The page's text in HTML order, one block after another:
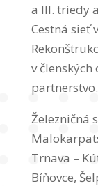
a III. triedy
Cestná sieť
v
partnerstvo.
Železničná
Trnava –
Bíňovce,